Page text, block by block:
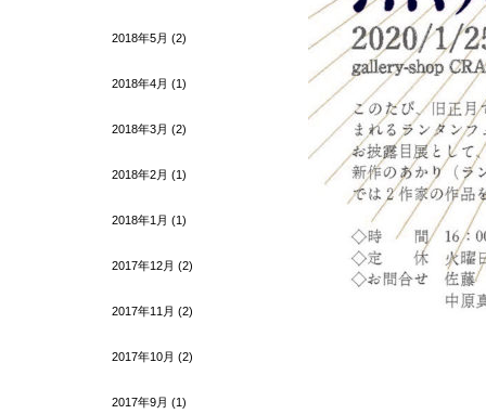
2018年5月 (2)
2018年4月 (1)
2018年3月 (2)
2018年2月 (1)
2018年1月 (1)
2017年12月 (2)
2017年11月 (2)
2017年10月 (2)
2017年9月 (1)